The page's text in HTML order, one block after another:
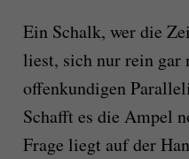
Ein Schalk, wer die
liest, sich nur rein gar
offenkundigen
Schafft es die Ampel
Frage liegt auf der